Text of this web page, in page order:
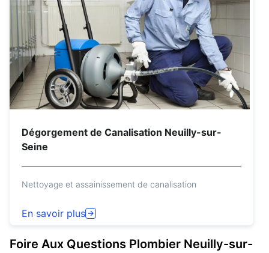
Dégorgement de Canalisation Neuilly-sur-
Seine
Nettoyage et assainissement de canalisation
En savoir plus
Foire Aux Questions Plombier Neuilly-sur-